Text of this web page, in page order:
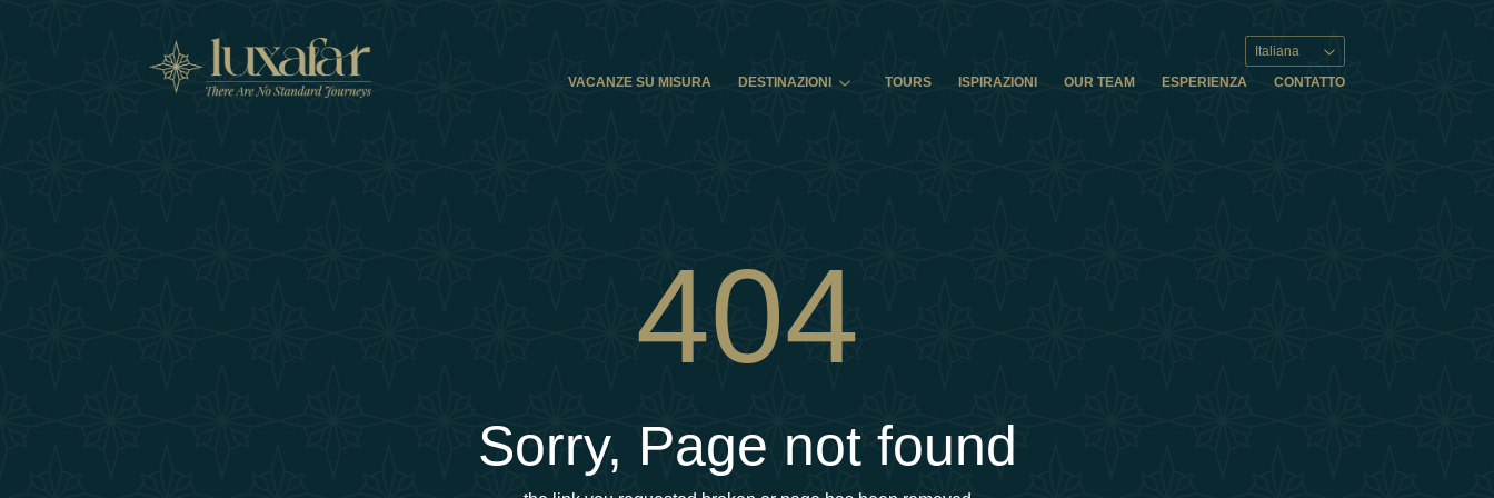
Italiana
VACANZE SU MISURA
DESTINAZIONI TOURS ISPIRAZIONI OUR TEAM ESPERIENZA CONTATTO
404
Sorry, Page not found